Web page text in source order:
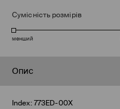
Сумісність розмірів
менший
Опис
Index: 773ED-00X